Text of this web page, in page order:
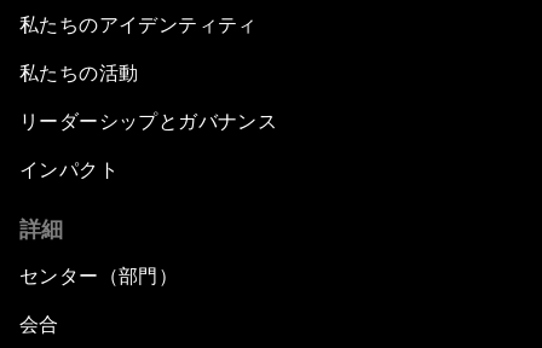
私たちのアイデンティティ
私たちの活動
リーダーシップとガバナンス
インパクト
詳細
センター（部門）
会合